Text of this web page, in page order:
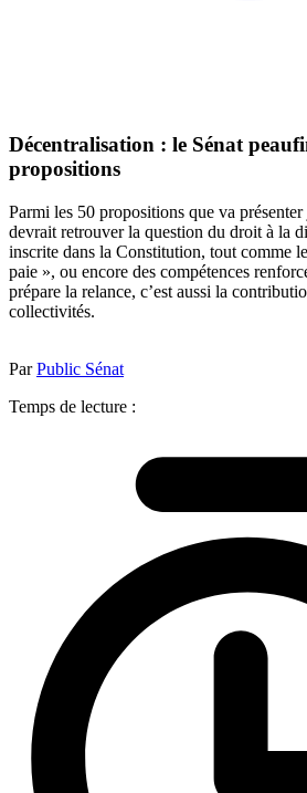
Décentralisation : le Sénat
propositions
Parmi les 50 propositions que va
devrait retrouver la question du droit à la
inscrite dans la Constitution, tout comme
paie », ou encore des compétences
prépare la relance, c’est aussi la
collectivités.
ParPublic Sénat
Temps de lecture :